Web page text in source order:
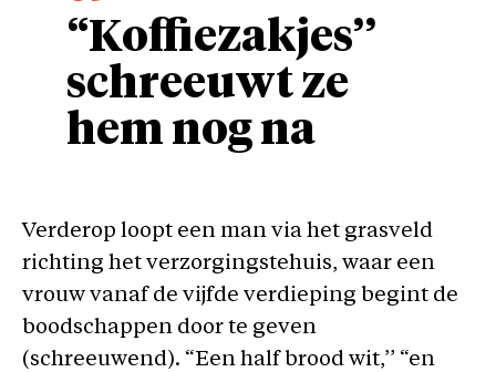
“Koffiezakjes’’
schreeuwt ze
hem nog na
Verderop loopt een man via het grasveld
richting het verzorgingstehuis, waar een
vrouw vanaf de vijfde verdieping begint de
boodschappen door te geven
(schreeuwend). “Een half brood wit,’’ “en